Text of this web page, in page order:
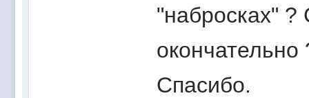
"набросках" ?
окончательно
Спасибо.